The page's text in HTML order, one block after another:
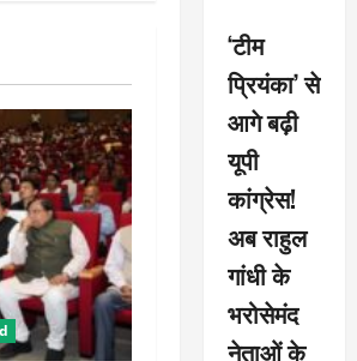
‘टीम
प्रियंका’ से
आगे बढ़ी
यूपी
कांग्रेस!
अब राहुल
गांधी के
भरोसेमंद
नेताओं के